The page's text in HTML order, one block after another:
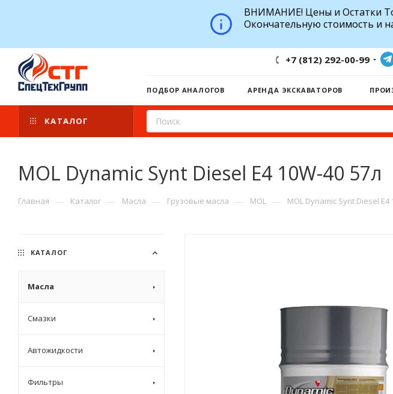
ВНИМАНИЕ! Цены и Остатки
Окончательную стоимость и
+7 (812) 292-00-99
ПОДБОР АНАЛОГОВ АРЕНДА ЭКСКАВАТОРОВ
КАТАЛОГ
MOL Dynamic Synt Diesel E4 10W-40 57л
Главная — Каталог — Масла — Грузовые масла — MOL — MOL Dynamic Synt Diesel E4
КАТАЛОГ
Масла
Смазки
Автожидкости
Фильтры